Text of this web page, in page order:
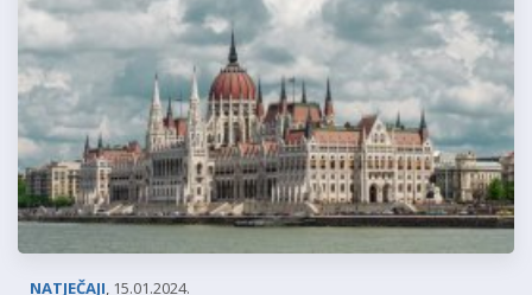
NATJEČAJI, 15.01.2024.